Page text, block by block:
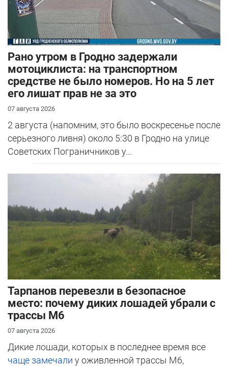
Рано утром в Гродно задержали
мотоциклиста: на транспортном
средстве не было номеров. Но на 5 лет
его лишат прав не за это
07 августа 2026
2 августа (напомним, это было воскресенье после
серьезного ливня) около 5:30 в Гродно на улице
Советских Пограничников у...
Тарпанов перевезли в безопасное
место: почему диких лошадей убрали с
трассы М6
07 августа 2026
Дикие лошади, которых в последнее время все
чаще замечали у оживленной трассы М6,